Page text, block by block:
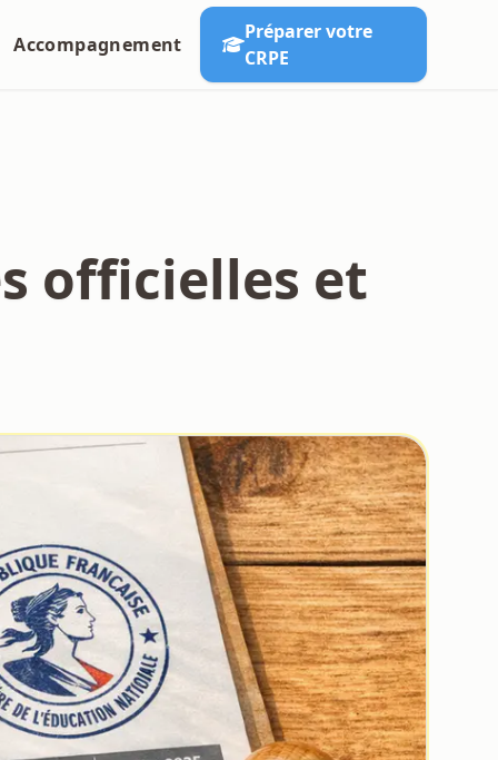
Accompagnement
Préparer votre
CRPE
officielles et